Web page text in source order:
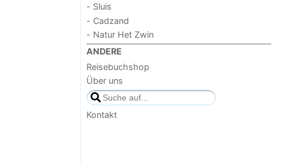
- Sluis
- Cadzand
- Natur Het Zwin
ANDERE
Reisebuchshop
Über uns
Kontakt